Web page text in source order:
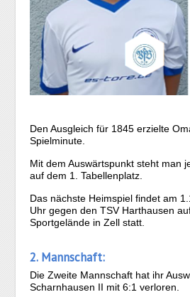
Den Ausgleich für 1845 erzielte
Spielminute.
Mit dem Auswärtspunkt steht man
auf dem 1. Tabellenplatz.
Das nächste Heimspiel findet am
Uhr gegen den TSV Harthausen
Sportgelände in Zell statt.
2. Mannschaft:
Die Zweite Mannschaft hat ihr
Scharnhausen II mit 6:1 verloren.